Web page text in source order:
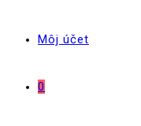
Môj účet
0